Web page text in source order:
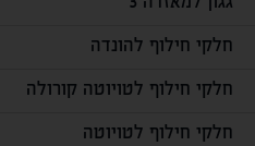
חלקי חילוף להונדה
חלקי חילוף לטויוטה קורולה
חלקי חילוף לטויוטה